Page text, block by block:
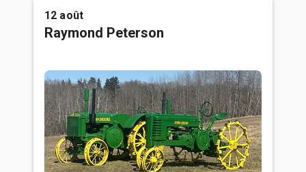
12 août
Raymond Peterson